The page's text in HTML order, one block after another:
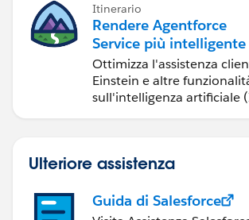
Itinerario
Rendere Agentforce
Service più intelligente
Ottimizza l'assistenza
Einstein e altre
sull'intelligenza artificiale
Ulteriore assistenza
Guida di Salesforce